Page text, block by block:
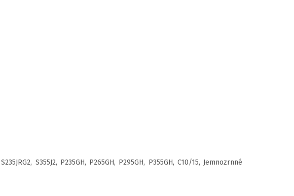
S355J2, P235GH, P265GH, P295GH, P355GH, C10/15, Jemnozrnné